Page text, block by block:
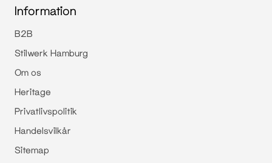
Information
B2B
Stilwerk Hamburg
Om os
Heritage
Privatlivspolitik
Handelsvilkår
Sitemap